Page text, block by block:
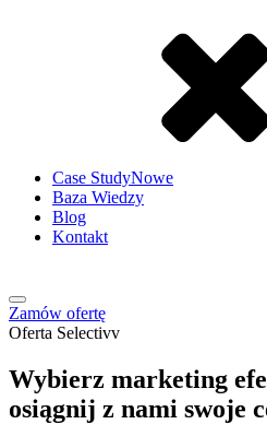
Case StudyNowe
Baza Wiedzy
Blog
Kontakt
Zamów ofertę
Oferta Selectivv
Wybierz marketing
osiągnij z nami swoje